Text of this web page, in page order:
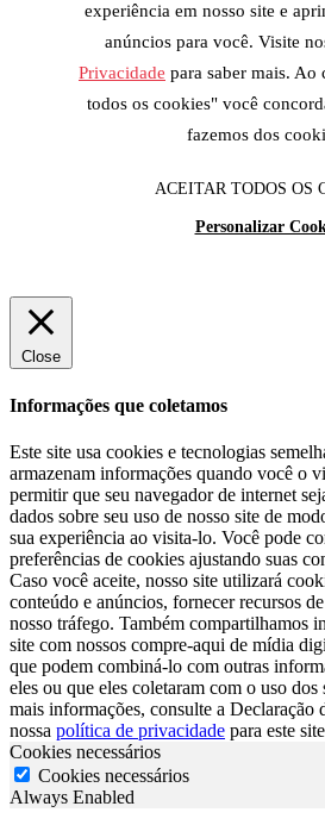
experiência em nosso site e
anúncios para você. Visite
Privacidade para saber mais.
todos os cookies" você
fazemos dos
ACEITAR TODOS OS
Personalizar
Close
Informações que coletamos
Este site usa cookies e tecnologias
armazenam informações quando você o
permitir que seu navegador de internet
dados sobre seu uso de nosso site de
sua experiência ao visita-lo. Você pode
preferências de cookies ajustando suas
Caso você aceite, nosso site utilizará
conteúdo e anúncios, fornecer recursos
nosso tráfego. Também compartilhamos
site com nossos compre-aqui de mídia
que podem combiná-lo com outras
eles ou que eles coletaram com o uso
mais informações, consulte a Declaração
nossa política de privacidade para este
Cookies necessários
Cookies necessários
Always Enabled